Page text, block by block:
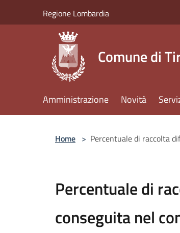
Regione Lombardia
Comune di
Amministrazione Novità
Home > Percentuale di raccolta
Percentuale di
conseguita nel